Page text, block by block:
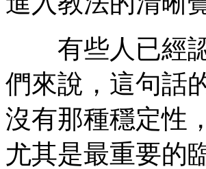
有些人已經認
們來說，這句話
沒有那種穩定性
尤其是最重要的